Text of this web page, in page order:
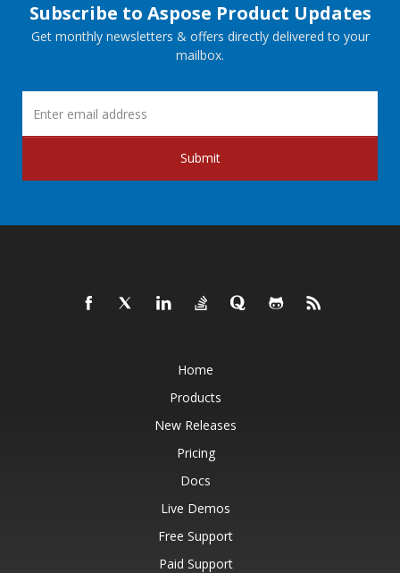
Subscribe to Aspose Product Updates
Get monthly newsletters & offers directly delivered to your
mailbox.
Submit
Home
Products
New Releases
Pricing
Docs
Live Demos
Free Support
Paid Support